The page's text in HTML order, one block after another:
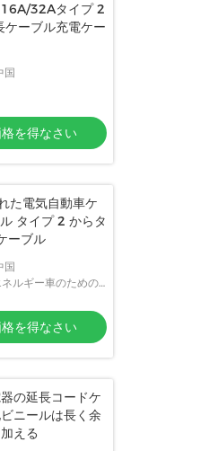
32Aタイプ 2
ケーブル充電ケー
国
を得なさい
た電気自動車ケ
タイプ 2 からタ
ーブル
国
ルギー車のための
を得なさい
の延長コードケ
ニールは長く余
える